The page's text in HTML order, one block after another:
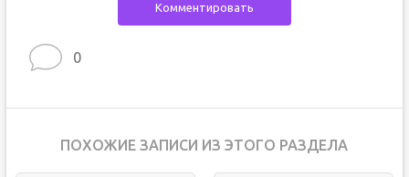
Комментировать
0
ПОХОЖИЕ ЗАПИСИ ИЗ ЭТОГО РАЗДЕЛА